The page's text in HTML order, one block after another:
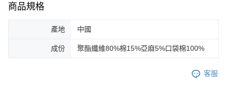
商品規格
產地 中國
成份 聚酯纖維80%棉15%亞麻5%口袋棉100%
客服